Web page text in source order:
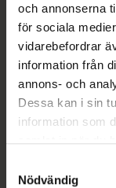
och annonserna
för sociala
vidarebefordrar
information från
annons- och
Dessa kan i sin
information som
samlat in när du
återkalla ditt
Nödvändig
Aktuella
Beskrivning
EAN: